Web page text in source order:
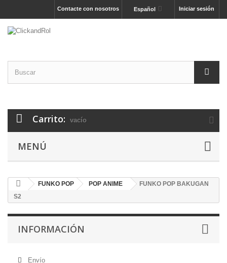
Iniciar sesión
Español
Contacte con nosotros
Carrito: vacío
MENÚ
FUNKO POP POP ANIME
FUNKO POP BAKUGAN
S2
INFORMACIÓN
Envío